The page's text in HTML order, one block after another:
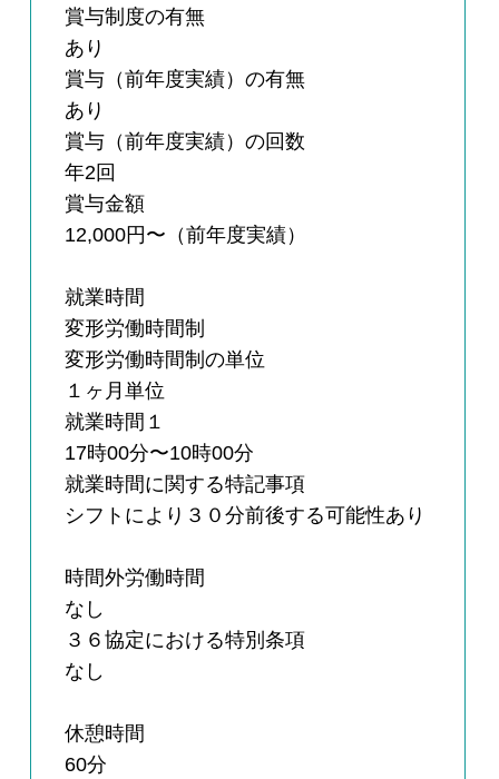
賞与制度の有無
あり
賞与（前年度実績）の有無
あり
賞与（前年度実績）の回数
年2回
賞与金額
12,000円〜（前年度実績）
就業時間
変形労働時間制
変形労働時間制の単位
１ヶ月単位
就業時間１
17時00分〜10時00分
就業時間に関する特記事項
シフトにより３０分前後する可能性あり
時間外労働時間
なし
３６協定における特別条項
なし
休憩時間
60分